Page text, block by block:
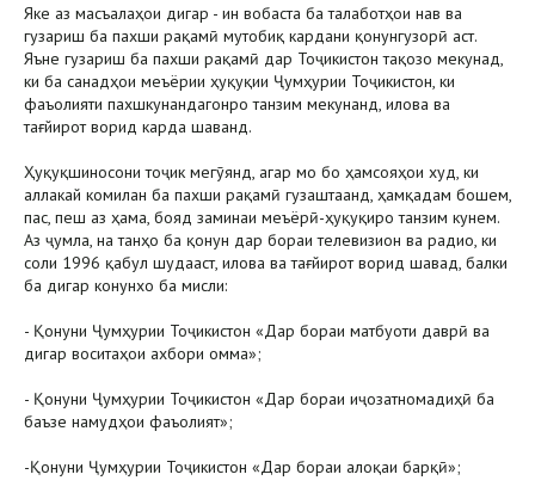
Яке аз масъалаҳои дигар - ин вобаста ба талаботҳои нав ва
гузариш ба пахши рақамӣ мутобиқ кардани қонунгузорӣ аст.
Яъне гузариш ба пахши рақамӣ дар Тоҷикистон тақозо мекунад,
ки ба санадҳои меъёрии ҳуқуқии Ҷумҳурии Тоҷикистон, ки
фаъолияти пахшкунандагонро танзим мекунанд, илова ва
тағйирот ворид карда шаванд.
Ҳуқуқшиносони тоҷик мегӯянд, агар мо бо ҳамсояҳои худ, ки
аллакай комилан ба пахши рақамӣ гузаштаанд, ҳамқадам бошем,
пас, пеш аз ҳама, бояд заминаи меъёрӣ-ҳуқуқиро танзим кунем.
Аз ҷумла, на танҳо ба қонун дар бораи телевизион ва радио, ки
соли 1996 қабул шудааст, илова ва тағйирот ворид шавад, балки
ба дигар конунхо ба мисли:
- Қонуни Ҷумҳурии Тоҷикистон «Дар бораи матбуоти даврӣ ва
дигар воситаҳои ахбори омма»;
- Қонуни Ҷумҳурии Тоҷикистон «Дар бораи иҷозатномадиҳӣ ба
баъзе намудҳои фаъолият»;
-Қонуни Ҷумҳурии Тоҷикистон «Дар бораи алоқаи барқӣ»;